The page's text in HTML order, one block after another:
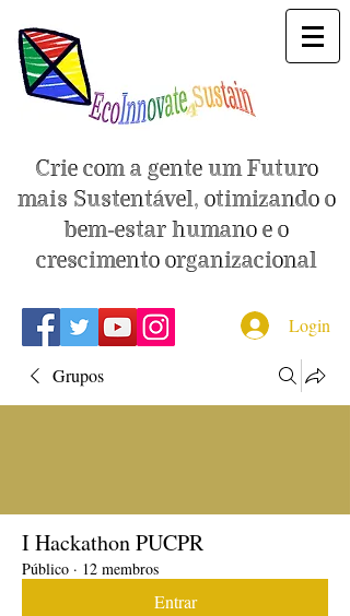
Login
Crie com a gente um Futuro
mais Sustentável, otimizando o
bem-estar humano e o
crescimento organizacional
Grupos
I Hackathon PUCPR
Público · 12 membros
Entrar